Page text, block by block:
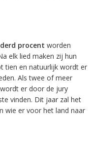
procent worden
elk lied maken zij hun
tien en natuurlijk wordt er
Als twee of meer
er door de jury
vinden. Dit jaar zal het
wie er voor het land naar